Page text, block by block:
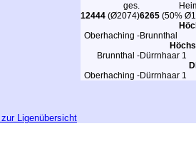
ges.
12444 (Ø2074)6265 (50%
Oberhaching -Brunnthal
Brunnthal -Dürrnhaar 1
Oberhaching -Dürrnhaar 1
Ligenübersicht